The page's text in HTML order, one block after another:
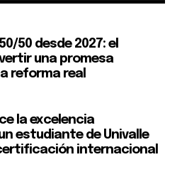
50 desde 2027: el
una promesa
reforma real
la excelencia
estudiante de Univalle
internacional